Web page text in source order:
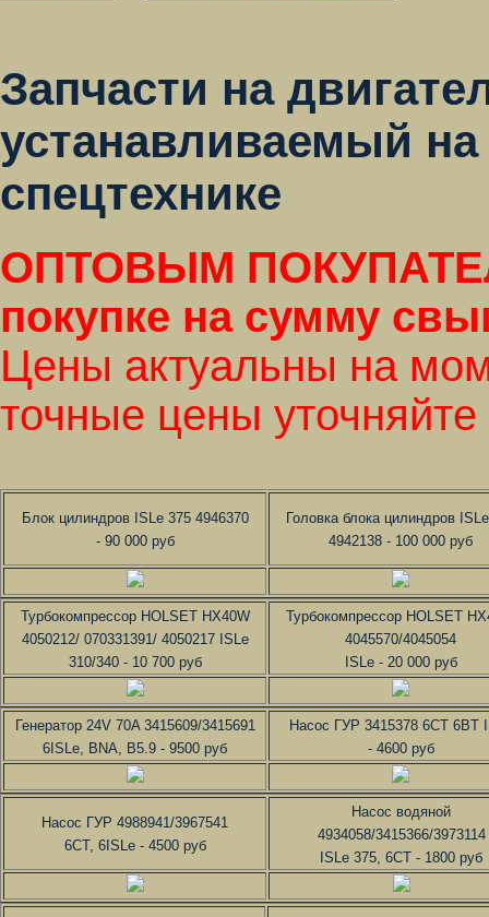
Запчасти на
устанавливаемый
спецтехнике
ОПТОВЫМ
покупке на сумму
Цены актуальны на
точные цены
Блок цилиндров ISLe 375 4946370
- 90 000 руб
Головка блока цилиндров
4942138 - 100 000 руб
Турбокомпрессор HOLSET HX40W
4050212/ 070331391/ 4050217 ISLe
310/340 - 10 700 руб
Турбокомпрессор HOLSET
4045570/4045054
ISLe - 20 000 руб
Генератор 24V 70A 3415609/3415691
6ISLe, BNA, B5.9 - 9500 руб
Насос ГУР 3415378 6CT 6BT
- 4600 руб
Насос ГУР 4988941/3967541
6СТ, 6ISLe - 4500 руб
Насос водяной
4934058/3415366/3973114
ISLe 375, 6СТ - 1800 руб